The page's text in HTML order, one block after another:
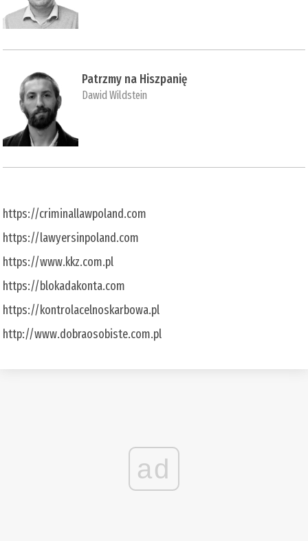
Patrzmy na Hiszpanię
Dawid Wildstein
https://criminallawpoland.com
https://lawyersinpoland.com
https://www.kkz.com.pl
https://blokadakonta.com
https://kontrolacelnoskarbowa.pl
http://www.dobraosobiste.com.pl
ad